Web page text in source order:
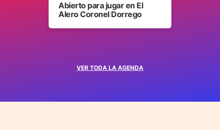
VER TODA LA AGENDA
Abierto para jugar en El
Alero Coronel Dorrego